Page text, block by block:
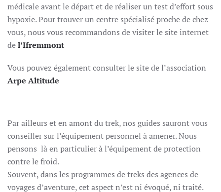
médicale avant le départ et de réaliser un test d’effort sous
hypoxie. Pour trouver un centre spécialisé proche de chez
vous, nous vous recommandons de visiter le site internet
del’Ifremmont
Vous pouvez également consulter le site de l’association
Arpe Altitude
Par ailleurs et en amont du trek, nos guides sauront vous
conseiller sur l’équipement personnel à amener. Nous
pensons là en particulier à l’équipement de protection
contre le froid.
Souvent, dans les programmes de treks des agences de
voyages d’aventure, cet aspect n’est ni évoqué, ni traité.